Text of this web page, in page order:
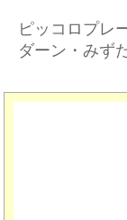
ピッコロプレ
ダーン・み